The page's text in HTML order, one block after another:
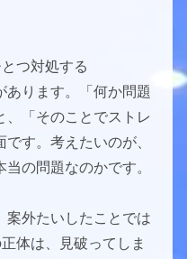
つ対処する
あります。「何か問題
、「そのことでストレ
す。考えたいのが、
の問題なのかです。
案外たいしたことでは
体は、見破ってしま